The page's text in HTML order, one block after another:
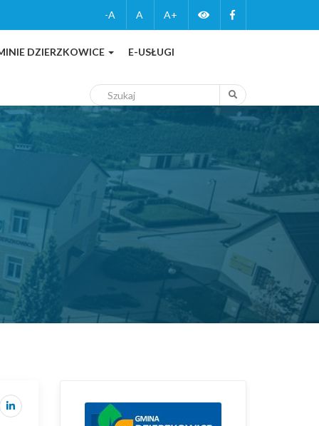
-A A A+ ZmieńFacebook
DZIERZKOWICE E-USŁUGI
Szukaj Szukaj